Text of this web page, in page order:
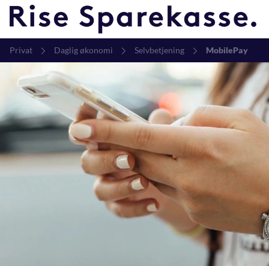
Privat Daglig økonomi Selvbetjening MobilePay